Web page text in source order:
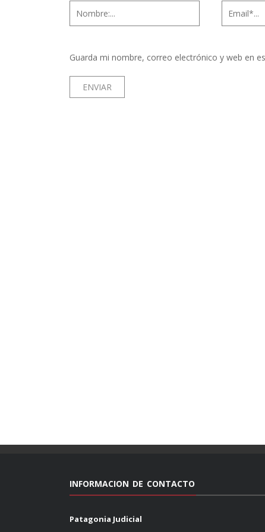
Guarda mi nombre, correo electrónico y web en
INFORMACION DE CONTACTO
Patagonia Judicial